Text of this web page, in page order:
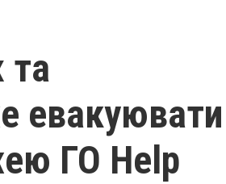
та
евакуювати
ГО Help